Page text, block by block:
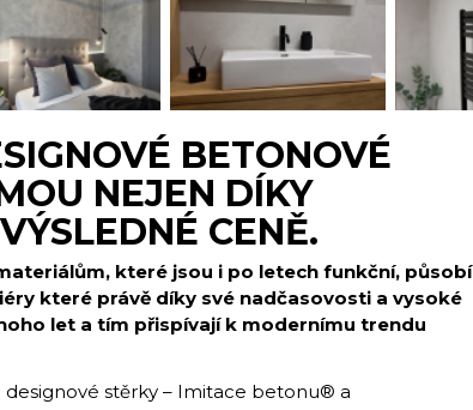
BETONOVÉ
NEJEN DÍKY
CENĚ.
které jsou i po letech funkční, působí
které právě díky své nadčasovosti a vysoké
let a tím přispívají k modernímu trendu
stěrky – Imitace betonu® a